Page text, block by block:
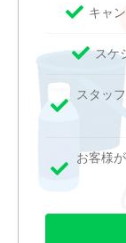
キャ
スケ
スタッ
お客様